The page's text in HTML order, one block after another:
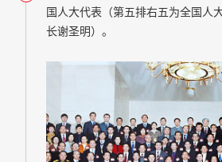
国人大代表（第五排右五为全国人
长谢圣明）。